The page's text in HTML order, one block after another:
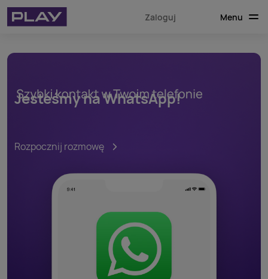
Zaloguj Menu
Jesteśmy na WhatsApp!
Rozpocznij rozmowę